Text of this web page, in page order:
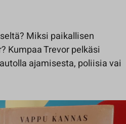
Miksi paikallisen
Kumpaa Trevor pelkäsi
ajamisesta, poliisia vai